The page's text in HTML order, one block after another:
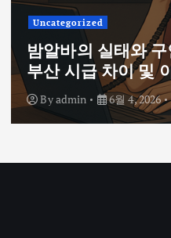
Uncategorized
밤알바의 실태와
부산 시급 차이 및
Byadmin 6월 4, 2026